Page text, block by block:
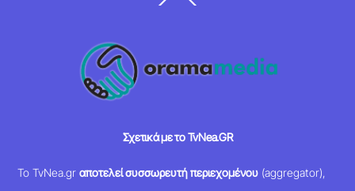
To
Σχετικά με το TvNea.GR
Το TvNea.grαποτελεί συσσωρευτή περιεχομένου (aggregator),